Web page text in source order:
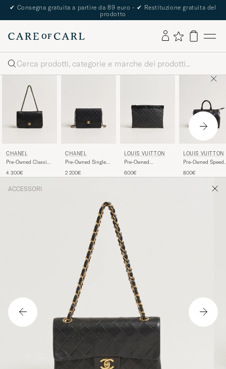
✔ Consegna gratuita a partire da 89 euro - ✔ Restituzione gratuita del
prodotto
Cerca
CHANEL
Pre-Owned Classic
Flap Bag Lambskin
4 300€
CHANEL
Pre-Owned Single
2 200€
LOUIS VUITTON
Pre-Owned
Monogram Eclipse
600€
LOUIS VUITTON
Pre-Owned Speedy
800€
ACCESSORI